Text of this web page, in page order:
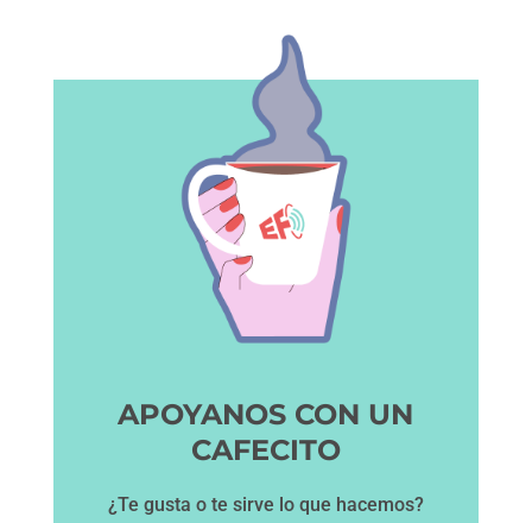
APOYANOS CON UN
CAFECITO
¿Te gusta o te sirve lo que hacemos?